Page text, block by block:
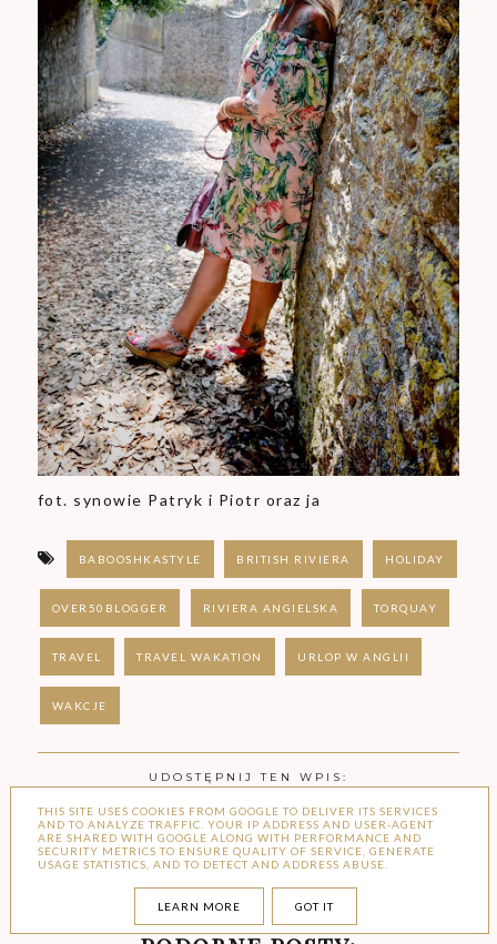
fot. synowie Patryk i Piotr oraz ja
BABOOSHKASTYLE BRITISH RIVIERA HOLIDAY
OVER50BLOGGER RIVIERA ANGIELSKA TORQUAY
TRAVEL TRAVEL WAKATION URLOP W ANGLII
WAKCJE
UDOSTĘPNIJ TEN WPIS:
Prezent marzeń
Phenomenal Us - Challenge 17 BOHO
THIS SITE USES COOKIES FROM GOOGLE TO DELIVER ITS SERVICES
AND TO ANALYZE TRAFFIC. YOUR IP ADDRESS AND USER-AGENT
ARE SHARED WITH GOOGLE ALONG WITH PERFORMANCE AND
SECURITY METRICS TO ENSURE QUALITY OF SERVICE, GENERATE
USAGE STATISTICS, AND TO DETECT AND ADDRESS ABUSE.
LEARN MORE GOT IT